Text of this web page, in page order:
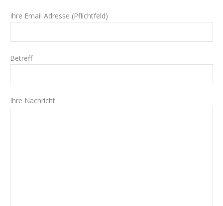
Ihre Email Adresse (Pflichtfeld)
Betreff
Ihre Nachricht